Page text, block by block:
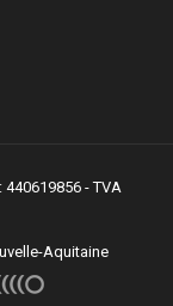
- TVA
Aquitaine